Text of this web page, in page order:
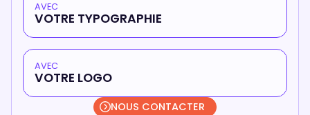
AVEC
VOTRE TYPOGRAPHIE
AVEC
VOTRE LOGO
NOUS CONTACTER